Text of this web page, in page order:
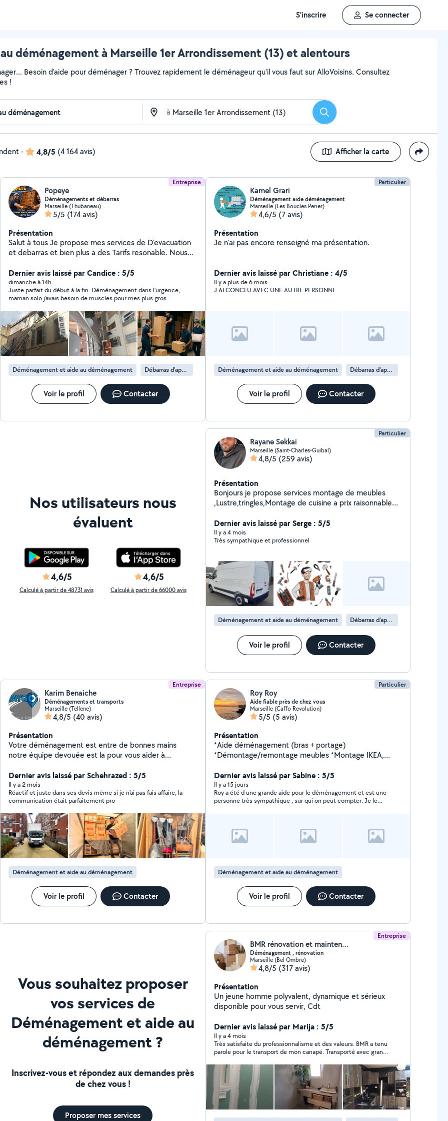
S'inscrire Se connecter
déménagement à Marseille 1er Arrondissement (13) et alentours
Besoin d'aide pour déménager ? Trouvez rapidement le déménageur qu'il vous faut sur AlloVoisins. Consultez
!
à Rechercher
- 4,8/5 (4 164 avis) Afficher la carte
Entreprise
Popeye
Déménagements et débarras
Marseille (Thubaneau)
5/5 (174 avis)
Présentation
Salut à tous Je propose mes services de D'evacuation
et debarras et bien plus a des Tarifs resonable. Nous
évidemment avec le sourire. Votre Démé..... et le
nôtre, Équipements complet pour mener à bien votre
démé.... en toute sécurité et sérénité . urgente rapide
c'est OK A très vite
Dernier avis laissé par Candice : 5/5
dimanche à 14h
Juste parfait du début à la fin. Déménagement dans l’urgence,
maman solo j’avais besoin de muscles pour mes plus gros
Popeye s’est montré ultra efficace, précautionneux et très
sympathique. Je recommande à 200% les yeux fermés.
Déménagement et aide au déménagement Débarras d'appartement
Voir le profil Contacter
Particulier
Kamel Grari
Déménagement aide déménagement
Marseille (Les Boucles Perier)
4,6/5 (7 avis)
Présentation
Je n'ai pas encore renseigné ma présentation.
Dernier avis laissé par Christiane : 4/5
Il y a plus de 6 mois
J AI CONCLU AVEC UNE AUTRE PERSONNE
Déménagement et aide au déménagement Débarras d'appartement
Voir le profil Contacter
Nos utilisateurs nous
évaluent
4,6/5
Calculé à partir de 48731 avis
4,6/5
Calculé à partir de 66000 avis
Particulier
Rayane Sekkai
Marseille (Saint-Charles-Guibal)
4,8/5 (259 avis)
Présentation
Bonjours je propose services montage de meubles
,Lustre,tringles,Montage de cuisine a prix raisonnable
Dernier avis laissé par Serge : 5/5
Il y a 4 mois
Très sympathique et professionnel
Déménagement et aide au déménagement Débarras d'appartement
Voir le profil Contacter
Entreprise
Karim Benaiche
Déménagements et transports
Marseille (Tellene)
4,8/5 (40 avis)
Présentation
Votre déménagement est entre de bonnes mains
notre équipe devouée est la pour vous aider à
Dernier avis laissé par Schehrazed : 5/5
Il y a 2 mois
Réactif et juste dans ses devis même si je n'ai pas fais affaire, la
communication était parfaitement pro
Déménagement et aide au déménagement
Voir le profil Contacter
Particulier
Roy Roy
Aide fiable près de chez vous
Marseille (Caffo Revolution)
5/5 (5 avis)
Présentation
*Aide déménagement (bras + portage)
*Démontage/remontage meubles *Montage IKEA,
*Débarrassage cave/garage Bonjour, Homme sérieux,
motivé et soigneux, je propose mes services avec
professionnalisme et fiabilité. Ponctuel, à l'écoute et
attentif aux détails, je m'engage à réaliser chaque
régulier, je mets mon expérience et mon savoir-faire à
votre service afin de vous apporter une solution
serai heureux de vous accompagner dans vos projets.
Dernier avis laissé par Sabine : 5/5
Il y a 15 jours
Roy a été d une grande aide pour le déménagement et est une
personne très sympathique , sur qui on peut compter. Je le
Déménagement et aide au déménagement
Voir le profil Contacter
Vous souhaitez proposer
vos services de
Déménagement et aide au
déménagement ?
Inscrivez-vous et répondez aux demandes près
de chez vous !
Proposer mes services
Entreprise
BMR rénovation et maintenance
Déménagement , rénovation
Marseille (Bel Ombre)
4,8/5 (317 avis)
Présentation
Un jeune homme polyvalent, dynamique et sérieux
disponible pour vous servir, Cdt
Dernier avis laissé par Marija : 5/5
Il y a 4 mois
Très satisfaite du professionnalisme et des valeurs. BMR a tenu
parole pour le transport de mon canapé. Transporté avec grand
hésiter. Grand merci à vous.